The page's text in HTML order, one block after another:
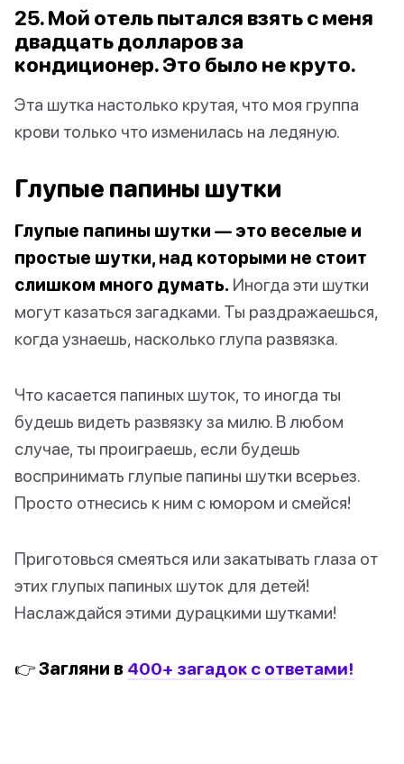
25. Мой отель пытался взять с меня
двадцать долларов за
кондиционер. Это было не круто.
Эта шутка настолько крутая, что моя группа
крови только что изменилась на ледяную.
Глупые папины шутки
Глупые папины шутки — это веселые и
простые шутки, над которыми не стоит
слишком много думать. Иногда эти шутки
могут казаться загадками. Ты раздражаешься,
когда узнаешь, насколько глупа развязка.
Что касается папиных шуток, то иногда ты
будешь видеть развязку за милю. В любом
случае, ты проиграешь, если будешь
воспринимать глупые папины шутки всерьез.
Просто отнесись к ним с юмором и смейся!
Приготовься смеяться или закатывать глаза от
этих глупых папиных шуток для детей!
Наслаждайся этими дурацкими шутками!
👉 Загляни в 400+ загадок с ответами!